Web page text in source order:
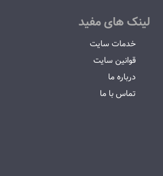
لینک های مفید
خدمات سایت
قوانین سایت
درباره ما
تماس با ما